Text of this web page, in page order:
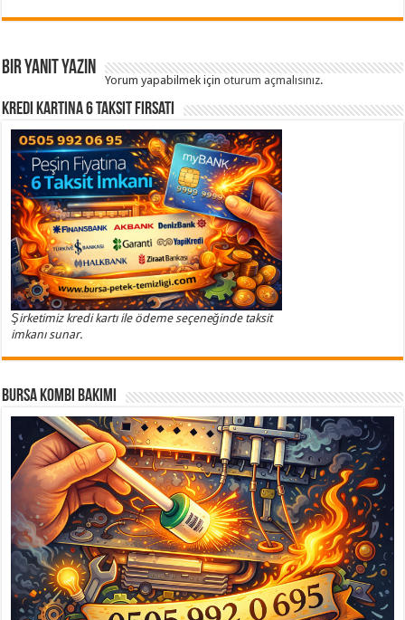
Bir yanıt yazın
Yorum yapabilmek içinoturum açmalısınız.
Kredi Kartına 6 Taksit Fırsatı
Şirketimiz kredi kartı ile ödeme seçeneğinde taksit
imkanı sunar.
Bursa Kombi Bakımı